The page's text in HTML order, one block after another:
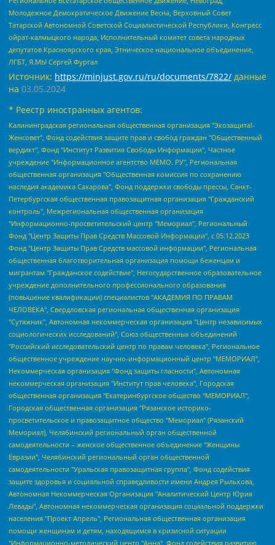
Молодежное Демократическое Движение Весна, Верховный Совет
Татарской Автономной Советской Социалистической Республики, Конгресс
ойрат-калмыцкого народа, Исполнительный комитет совета народных
депутатов Красноярского края, Этническое национальное объединение,
ЛГБТ, Я.МЫ Сергей Фургал
Источник: https://minjust.gov.ru/ru/documents/7822/ данные
на 03.05.2024
* Реестр иностранных агентов:
Калининградская региональная общественная организация "Экозащита!-Женсовет", Фонд содействия защите прав и свобод граждан "Общественный вердикт", Фонд "Институт Развития Свободы Информации", Частное учреждение "Информационное агентство МЕМО. РУ", Региональная общественная организация "Общественная комиссия по сохранению наследия академика Сахарова", Фонд поддержки свободы прессы, Санкт-Петербургская общественная правозащитная организация "Гражданский контроль", Межрегиональная общественная организация "Информационно-просветительский центр "Мемориал", Региональный Фонд "Центр Защиты Прав Средств Массовой Информации", с 05.12.2023 Фонд "Центр Защиты Прав Средств массовой информации", Региональная общественная благотворительная организация помощи беженцам и мигрантам "Гражданское содействие", Негосударственное образовательное учреждение дополнительного профессионального образования (повышение квалификации) специалистов "АКАДЕМИЯ ПО ПРАВАМ ЧЕЛОВЕКА", Свердловская региональная общественная организация "Сутяжник", Автономная некоммерческая организация "Центр независимых социологических исследований", Союз общественных объединений "Российский исследовательский центр по правам человека", Региональное общественное учреждение научно-информационный центр "МЕМОРИАЛ", Некоммерческая организация "Фонд защиты гласности", Автономная некоммерческая организация "Институт прав человека", Городская общественная организация "Екатеринбургское общество "МЕМОРИАЛ", Городская общественная организация "Рязанское историко-просветительское и правозащитное общество "Мемориал" (Рязанский Мемориал), Челябинский региональный орган общественной самодеятельности – женское общественное объединение "Женщины Евразии", Челябинский региональный орган общественной самодеятельности "Уральская правозащитная группа", Фонд содействия защите здоровья и социальной справедливости имени Андрея Рылькова, Автономная Некоммерческая Организация "Аналитический Центр Юрия Левады", Автономная некоммерческая организация социальной поддержки населения "Проект Апрель", Региональная общественная организация помощи женщинам и детям, находящимся в кризисной ситуации "Информационно-методический центр "Анна", Фонд содействия развитию массовых коммуникаций и правовому просвещению "Так-так-Так", Фонд содействия устойчивому развитию "Серебряная тайга", Свердловский региональный общественный фонд социальных проектов "Новое время", "Idel.Реалии", Кавказ.Реалии, Крым.Реалии, Телеканал Настоящее Время, Татаро-башкирская служба Радио Свобода (Azatliq Radiosi), Радио Свободная Европа/Радио Свобода (PCE/PC), "Сибирь.Реалии", "Фактограф", Благотворительный фонд помощи осужденным и их семьям, Автономная некоммерческая организация "Институт глобализации и социальных движений", Фонд "В защиту прав заключенных", Частное учреждение "Центр поддержки и содействия развитию средств массовой информации", Пензенский региональный общественный благотворительный фонд "Гражданский союз", "Север.Реалии", Некоммерческая организация Фонд "Правовая инициатива", Общество с ограниченной ответственностью "Радио Свободная Европа/Радио Свобода", Чешское информационное агентство "MEDIUM-ORIENT", Красноярская региональная общественная организация "Мы против СПИДа", Камалягин Денис Николаевич, Маркелов Сергей Евгеньевич, Пономарев Лев Александрович, Савицкая Людмила Алексеевна, Автономная некоммерческая организация "Центр по работе с проблемой насилия "НАСИЛИЮ.НЕТ", Межрегиональный профессиональный союз работников здравоохранения "Альянс врачей", Юридическое лицо, зарегистрированное в Латвийской Республике, SIA "Medusa Project" (регистрационный номер 40103797863, дата регистрации 10.06.2014), Некоммерческая организация "Фонд по борьбе с коррупцией", Автономная некоммерческая организация "Институт права и публичной политики", Баданин Роман Сергеевич, Гликин Максим Александрович, Железнова Мария Михайловна, Лукьянова Юлия Сергеевна, Маетная Елизавета Витальевна, Маняхин Петр Борисович, Чуракова Ольга Владимировна, Ярош Юлия Петровна, Юридическое лицо "The Insider SIA", зарегистрированное в Риге, Латвийская Республика (дата регистрации 26.06.2015), являющееся администратором доменного имени интернет-издания "The Insider SIA", https://theins.ru, Постернак Алексей Евгеньевич, Рубин Михаил Аркадьевич, Анин Роман Александрович, Юридическое лицо Istories fonds, зарегистрированное в Латвийской Республике (регистрационный номер 50008295751, дата регистрации 24.02.2020), Великовский Дмитрий Александрович, Долинина Ирина Николаевна, Мароховская Алеся Алексеевна, Шлейнов Роман Юрьевич, Шмагун Олеся Валентиновна, Общество с ограниченной ответственностью "Альтаир 2021", Общество с ограниченной ответственностью "Вега 2021", Общество с ограниченной ответственностью "Главный редактор 2021", Общество с ограниченной ответственностью "Ромашки монолит", Важенков Артем Валерьевич, Ивановская областная общественная организация "Центр гендерных исследований", Гурман Юрий Альбертович, Медиапроект "ОВД-Инфо", Егоров Владимир Владимирович, Жилинский Владимир Александрович, Общество с ограниченной ответственностью "ЗП", Иванова София Юрьевна, Карезина Инна Павловна, Кильтау Екатерина Викторовна, Петров Алексей Викторович, Пискунов Сергей Евгеньевич, Смирнов Сергей Сергеевич, Тихонов Михаил Сергеевич, Общество с ограниченной ответственностью "ЖУРНАЛИСТ-ИНОСТРАННЫЙ АГЕНТ", Арапова Галина Юрьевна, Вольтская Татьяна Анатольевна, Американская компания "Mason G.E.S. Anonymous Foundation" (США), являющаяся владельцем интернет-издания https://mnews.world/, Компания "Stichting Bellingcat", зарегистрированная в Нидерландах (дата регистрации 11.07.2018), Захаров Андрей Вячеславович, Клепиковская Екатерина Дмитриевна, Общество с ограниченной ответственностью "МЕМО", Перл Роман Александрович, Симонов Евгений Алексеевич, Соловьева Елена Анатольевна, Сотников Даниил Владимирович, Сурначева Елизавета Дмитриевна, Автономная некоммерческая организация по защите прав человека и информированию населения "Якутия – Наше Мнение", Общество с ограниченной ответственностью "Москоу диджитал медиа", с 26.01.2023 Общество с ограниченной ответственностью "Чайка Белые сады", Ветошкина Валерия Валерьевна, Заговора Максим Александрович, Межрегиональное общественное движение "Российская ЛГБТ - сеть", Оленичев Максим Владимирович, Павлов Иван Юрьевич, Скворцова Елена Сергеевна, Общество с ограниченной ответственностью "Как бы инагент", Кочетков Игорь Викторович, Общество с ограниченной ответственностью "Честные выборы", Еланчик Олег Александрович, Общество с ограниченной ответственностью "Нобелевский призыв", Гималова Регина Эмилевна, Григорьев Андрей Валерьевич, Григорьева Алина Александровна, Ассоциация по содействию защите прав призывников, альтернативнослужащих и военнослужащих "Правозащитная группа "Гражданин.Армия.Право", Хисамова Регина Фаритовна, Автономная некоммерческая организация по реализации социально-правовых программ "Лилит", Дальневосточное общественное движение "Маяк", Санкт-Петербургская ЛГБТ-инициативная группа "Выход", Инициативная группа ЛГБТ+ "Реверс", Алексеев Андрей Викторович, Бекбулатова Таисия Львовна, Беляев Иван Михайлович, Владыкина Елена Сергеевна, Гельман Марат Александрович, Никульшина Вероника Юрьевна, Толоконникова Надежда Андреевна, Шендерович Виктор Анатольевич, Общество с ограниченной ответственностью "Данное сообщение", Общество с ограниченной ответственностью Издательский дом "Новая глава", Айнбиндер Александра Александровна, Московский комьюнити-центр для ЛГБТ+инициатив, Благотворительный фонд развития филантропии, Deutsche Welle (Германия, Kurt-Schumacher-Strasse 3, 53113 Bonn), Борзунова Мария Михайловна, Воробьев Виктор Викторович, Голубева Анна Львовна, Константинова Алла Михайловна, Малкова Ирина Владимировна, Мурадов Мурад Абдулгалимович, Осетинская Елизавета Николаевна, Понасенков Евгений Николаевич, Ганапольский Матвей Юрьевич, Киселев Евгений Алексеевич, Борухович Ирина Григорьевна, Дремин Иван Тимофеевич, Дубровский Дмитрий Викторович, Красноярская региональная общественная организация поддержки и развития альтернативных образовательных технологий и межкультурных коммуникаций "ИНТЕРРА", Маяковская Екатерина Алексеевна, Фейгин Марк Захарович, Филимонов Андрей Викторович, Дзугкоева Регина Николаевна, Доброхотов Роман Александрович, Дудь Юрий Александрович, Елкин Сергей Владимирович, Кругликов Кирилл Игоревич, Сабунаева Мария Леонидовна, Семенов Алексей Владимирович, Шаинян Карен Багратович, Шульман Екатерина Михайловна, Асафьев Артур Валерьевич, Вахштайн Виктор Семенович, Венедиктов Алексей Алексеевич, Лушникова Екатерина Евгеньевна, Волков Леонид Михайлович, Невзоров Александр Глебович, Пархоменко Сергей Борисович, Сироткин Ярослав Николаевич, Кара-Мурза Владимир Владимирович, Баранова Наталья Владимировна, Гозман Леонид Яковлевич, Кагарлицкий Борис Юльевич, Климарев Михаил Валерьевич, Милов Владимир Станиславович, Автономная некоммерческая организация Краснодарский центр современного искусства "Типография", Моргенштерн Алишер Тагирович, Соболь Любовь Эдуардовна, Общество с ограниченной ответственностью "ЛИЗА НОРМ", Каспаров Гарри Кимович, Ходорковский Михаил Борисович, Общество с ограниченной ответственностью "Апрельские тезисы", Данилович Ирина Брониславовна, Кашин Олег Владимирович, Петров Николай Владимирович, Пивоваров Алексей Владимирович, Соколов Михаил Владимирович, Цветкова Юлия Владимировна, Чичваркин Евгений Александрович, Комитет против пыток/Команда против пыток, Общество с ограниченной ответственностью "Первый научный", Общество с ограниченной ответственностью "Вертолет и ко", Белоцерковская Вероника Борисовна, Кац Максим Евгеньевич, Лазарева Татьяна Юрьевна, Шаведдинов Руслан Табризович, Яшин Илья Валерьевич, Общество с ограниченной ответственностью "Иноагент ААВ", Алешковский Дмитрий Петрович, Альбац Евгения Марковна, Быков Дмитрий Львович, Галямина Юлия Евгеньевна, Лойко Сергей Леонидович, Мартынов Кирилл Константинович, Медведев Сергей Александрович, Крашенинников Федор Геннадиевич, Гордеева Катерина Вл